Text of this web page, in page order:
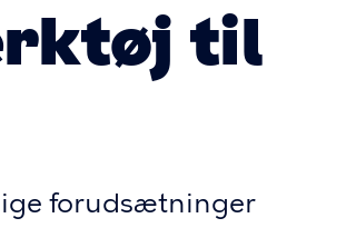
til
forudsætninger